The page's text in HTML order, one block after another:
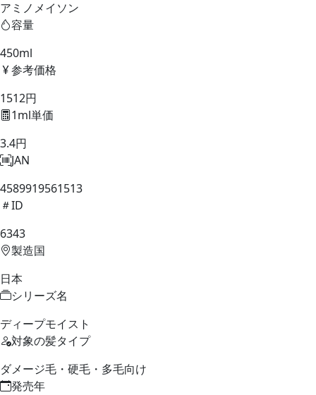
アミノメイソン
容量
450ml
参考価格
1512円
1ml単価
3.4円
JAN
4589919561513
ID
6343
製造国
日本
シリーズ名
ディープモイスト
対象の髪タイプ
ダメージ毛・硬毛・多毛向け
発売年